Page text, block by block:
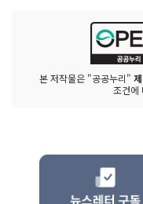
본 저작물은 "공공누리"
조건에